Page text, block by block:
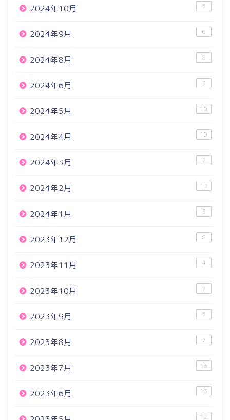
2024年10月 5
2024年9月 6
2024年8月 8
2024年6月 3
2024年5月 10
2024年4月 10
2024年3月 2
2024年2月 10
2024年1月 3
2023年12月 8
2023年11月 4
2023年10月 7
2023年9月 5
2023年8月 7
2023年7月 13
2023年6月 13
12